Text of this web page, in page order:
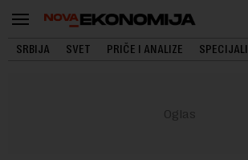
SRBIJA SVET PRIČE I ANALIZE SPECIJALI